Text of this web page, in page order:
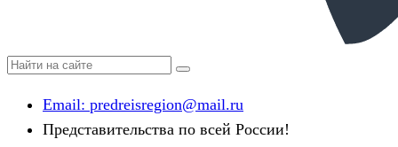
Email: predreisregion@mail.ru
Представительства по всей России!